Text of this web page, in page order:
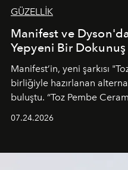
GÜZELLİK
Manifest ve
Yepyeni Bir Dokunuş
Manifest’in, yeni şarkısı
birliğiyle hazırlanan
buluştu. “Toz Pembe
unsurlarından biri olarak
07.24.2026